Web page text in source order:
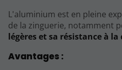
L'aluminium est en pleine
de la zinguerie, notamment
légères et sa résistance à
Avantages :